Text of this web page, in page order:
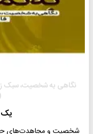
نگاهی به شخصیت، سبک
یک